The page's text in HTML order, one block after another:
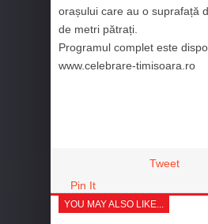
orașului care au o suprafață
de metri pătrați.
Programul complet este
www.celebrare-timisoara.ro
Tweet
Pin It
YOU MAY ALSO LIKE...